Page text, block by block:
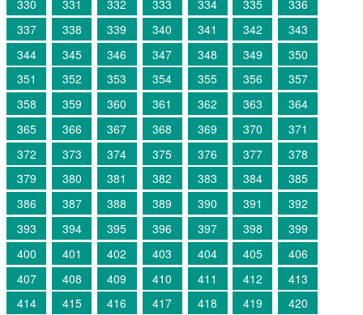
330 331 332 333 334 335
336
337
338 339 340 341 342
343
344
345 346 347 348 349
350
351
352 353 354 355 356
357
358
359 360 361 362 363
364
365
366 367 368 369 370
371
372
373 374 375 376 377
378
379
380 381 382 383 384
385
386
387 388 389 390 391
392
393
394 395 396 397 398
399
400
401 402 403 404 405
406
407
408 409 410 411 412
413
414
415 416 417 418 419
420